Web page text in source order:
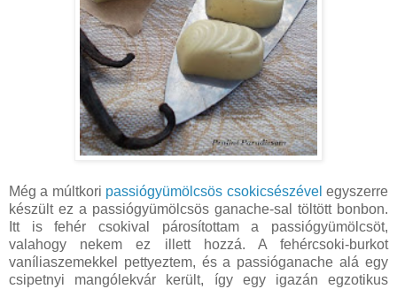
Még a múltkori passiógyümölcsös csokicsészével egyszerre
készült ez a passiógyümölcsös ganache-sal töltött bonbon.
Itt is fehér csokival párosítottam a passiógyümölcsöt,
valahogy nekem ez illett hozzá. A fehércsoki-burkot
vaníliaszemekkel pettyeztem, és a passióganache alá egy
csipetnyi mangólekvár került, így egy igazán egzotikus